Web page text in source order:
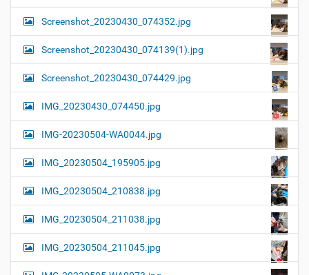
Screenshot_20230430_074352.jpg
Screenshot_20230430_074139(1).jpg
Screenshot_20230430_074429.jpg
IMG_20230430_074450.jpg
IMG-20230504-WA0044.jpg
IMG_20230504_195905.jpg
IMG_20230504_210838.jpg
IMG_20230504_211038.jpg
IMG_20230504_211045.jpg